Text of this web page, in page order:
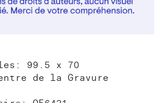
99.5 x 70
de la Gravure